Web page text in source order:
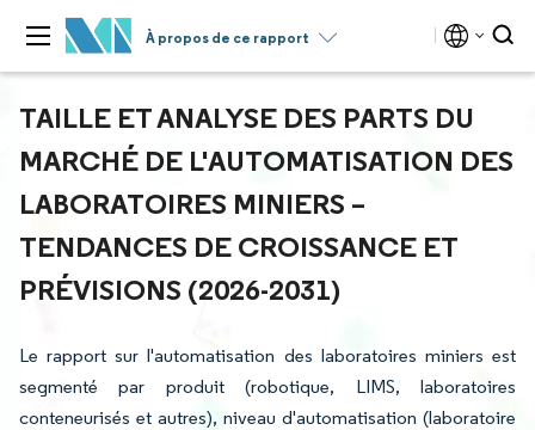
À propos de ce rapport
TAILLE ET ANALYSE DES PARTS DU
MARCHÉ DE L'AUTOMATISATION DES
LABORATOIRES MINIERS –
TENDANCES DE CROISSANCE ET
PRÉVISIONS (2026-2031)
Le rapport sur l'automatisation des laboratoires miniers est
segmenté par produit (robotique, LIMS, laboratoires
conteneurisés et autres), niveau d'automatisation (laboratoire